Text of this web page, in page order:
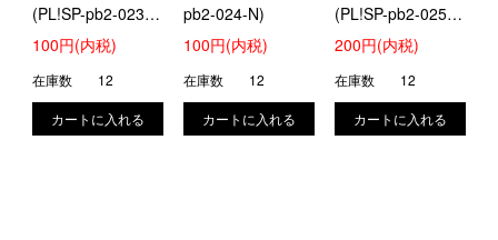
(PL!SP-pb2-023-
N)
100円(内税)
在庫数 12
pb2-024-N)
100円(内税)
在庫数 12
(PL!SP-pb2-025-
N)
200円(内税)
在庫数 12